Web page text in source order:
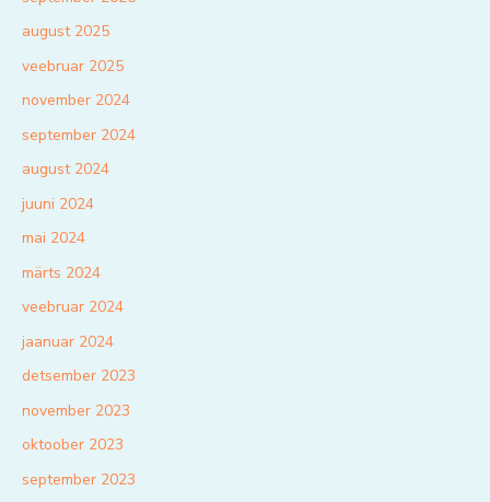
august 2025
veebruar 2025
november 2024
september 2024
august 2024
juuni 2024
mai 2024
märts 2024
veebruar 2024
jaanuar 2024
detsember 2023
november 2023
oktoober 2023
september 2023